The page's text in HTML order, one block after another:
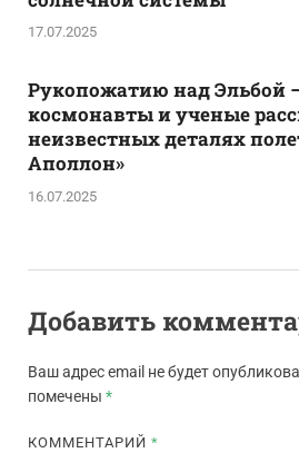
17.07.2025
Рукопожатию над Эльбой
космонавты и ученые
неизвестных деталях
Аполлон»
16.07.2025
Добавить
Ваш адрес email не будет
помечены *
КОММЕНТАРИЙ*